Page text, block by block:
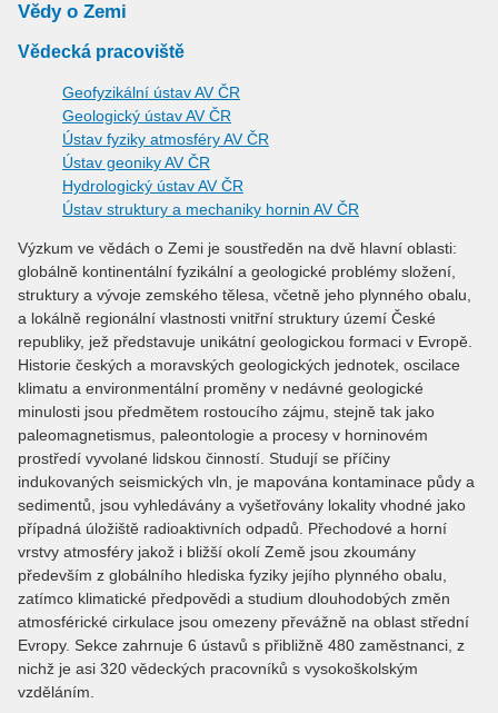
Vědy o Zemi
Vědecká pracoviště
Geofyzikální ústav AV ČR
Geologický ústav AV ČR
Ústav fyziky atmosféry AV ČR
Ústav geoniky AV ČR
Hydrologický ústav AV ČR
Ústav struktury a mechaniky hornin AV ČR
Výzkum ve vědách o Zemi je soustředěn na dvě hlavní oblasti:
globálně kontinentální fyzikální a geologické problémy složení,
struktury a vývoje zemského tělesa, včetně jeho plynného obalu,
a lokálně regionální vlastnosti vnitřní struktury území České
republiky, jež představuje unikátní geologickou formaci v Evropě.
Historie českých a moravských geologických jednotek, oscilace
klimatu a environmentální proměny v nedávné geologické
minulosti jsou předmětem rostoucího zájmu, stejně tak jako
paleomagnetismus, paleontologie a procesy v horninovém
prostředí vyvolané lidskou činností. Studují se příčiny
indukovaných seismických vln, je mapována kontaminace půdy a
sedimentů, jsou vyhledávány a vyšetřovány lokality vhodné jako
případná úložiště radioaktivních odpadů. Přechodové a horní
vrstvy atmosféry jakož i bližší okolí Země jsou zkoumány
především z globálního hlediska fyziky jejího plynného obalu,
zatímco klimatické předpovědi a studium dlouhodobých změn
atmosférické cirkulace jsou omezeny převážně na oblast střední
Evropy. Sekce zahrnuje 6 ústavů s přibližně 480 zaměstnanci, z
nichž je asi 320 vědeckých pracovníků s vysokoškolským
vzděláním.